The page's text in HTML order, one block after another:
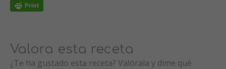
Valora esta receta
¿Te ha gustado esta receta? Valórala y dime qué